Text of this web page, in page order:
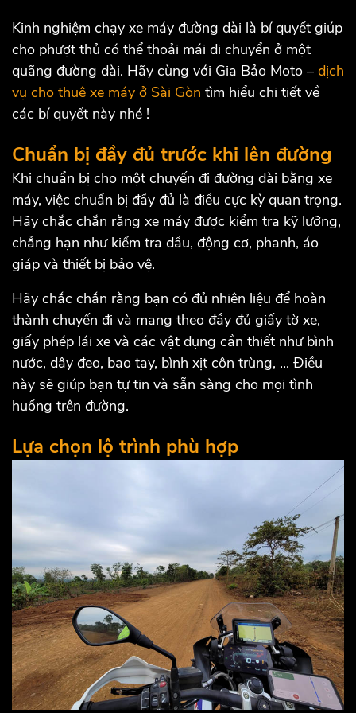
Kinh nghiệm chạy xe máy đường dài là bí quyết giúp
cho phượt thủ có thể thoải mái di chuyển ở một
quãng đường dài. Hãy cùng với Gia Bảo Moto – dịch
vụ cho thuê xe máy ở Sài Gòn tìm hiểu chi tiết về
các bí quyết này nhé !
Chuẩn bị đầy đủ trước khi lên đường
Khi chuẩn bị cho một chuyến đi đường dài bằng xe
máy, việc chuẩn bị đầy đủ là điều cực kỳ quan trọng.
Hãy chắc chắn rằng xe máy được kiểm tra kỹ lưỡng,
chẳng hạn như kiểm tra dầu, động cơ, phanh, áo
giáp và thiết bị bảo vệ.
Hãy chắc chắn rằng bạn có đủ nhiên liệu để hoàn
thành chuyến đi và mang theo đầy đủ giấy tờ xe,
giấy phép lái xe và các vật dụng cần thiết như bình
nước, dây đeo, bao tay, bình xịt côn trùng, ... Điều
này sẽ giúp bạn tự tin và sẵn sàng cho mọi tình
huống trên đường.
Lựa chọn lộ trình phù hợp